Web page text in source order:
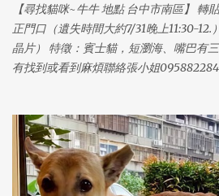
【尋找貓咪~牛牛 地點 台中市南區】 轉
正門口（遺失時間大約7/31晚上11:30-
晶片） 特徵：賓士貓，短瀏海、嘴巴有
有找到或看到麻煩聯絡張小姐